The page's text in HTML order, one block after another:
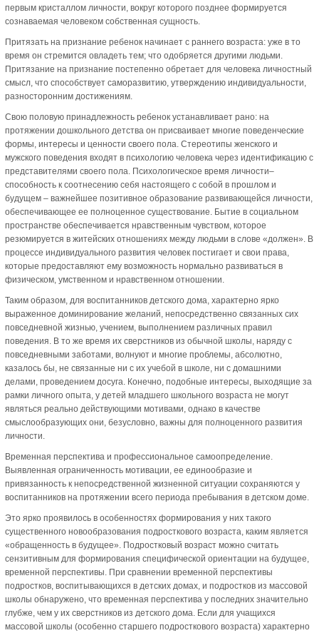
первым кристаллом личности, вокруг которого позднее формируется
сознаваемая человеком собственная сущность.
Притязать на признание ребенок начинает с раннего возраста: уже в то
время он стремится овладеть тем; что одобряется другими людьми.
Притязание на признание постепенно обретает для человека личностный
смысл, что способствует саморазвитию, утверждению индивидуальности,
разносторонним достижениям.
Свою половую принадлежность ребенок устанавливает рано: на
протяжении дошкольного детства он присваивает многие поведенческие
формы, интересы и ценности своего пола. Стереотипы женского и
мужского поведения входят в психологию человека через идентификацию с
представителями своего пола. Психологическое время личности–
способность к соотнесению себя настоящего с собой в прошлом и
будущем – важнейшее позитивное образование развивающейся личности,
обеспечивающее ее полноценное существование. Бытие в социальном
пространстве обеспечивается нравственным чувством, которое
резюмируется в житейских отношениях между людьми в слове «должен». В
процессе индивидуального развития человек постигает и свои права,
которые предоставляют ему возможность нормально развиваться в
физическом, умственном и нравственном отношении.
Таким образом, для воспитанников детского дома, характерно ярко
выраженное доминирование желаний, непосредственно связанных сих
повседневной жизнью, учением, выполнением различных правил
поведения. В то же время их сверстников из обычной школы, наряду с
повседневными заботами, волнуют и многие проблемы, абсолютно,
казалось бы, не связанные ни с их учебой в школе, ни с домашними
делами, проведением досуга. Конечно, подобные интересы, выходящие за
рамки личного опыта, у детей младшего школьного возраста не могут
являться реально действующими мотивами, однако в качестве
смыслообразующих они, безусловно, важны для полноценного развития
личности.
Временная перспектива и профессиональное самоопределение.
Выявленная ограниченность мотивации, ее единообразие и
привязанность к непосредственной жизненной ситуации сохраняются у
воспитанников на протяжении всего периода пребывания в детском доме.
Это ярко проявилось в особенностях формирования у них такого
существенного новообразования подросткового возраста, каким является
«обращенность в будущее». Подростковый возраст можно считать
сензитивным для формирования специфической ориентации на будущее,
временной перспективы. При сравнении временной перспективы
подростков, воспитывающихся в детских домах, и подростков из массовой
школы обнаружено, что временная перспектива у последних значительно
глубже, чем у их сверстников из детского дома. Если для учащихся
массовой школы (особенно старшего подросткового возраста) характерно